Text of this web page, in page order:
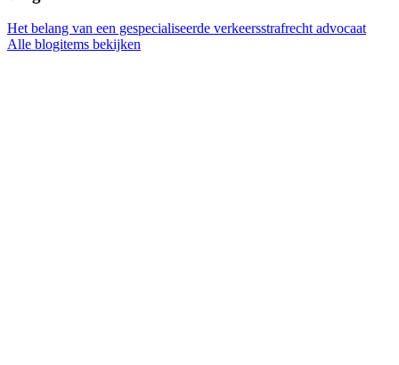
Het belang van een gespecialiseerde verkeersstrafrecht advocaat
Alle blogitems bekijken